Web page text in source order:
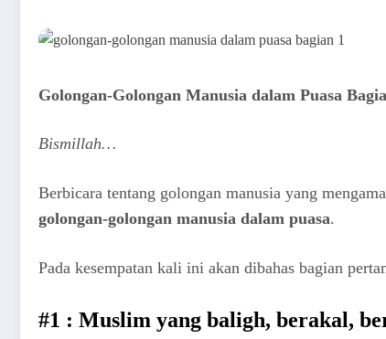
Golongan-Golongan Manusia dalam Puasa
Bismillah…
Berbicara tentang golongan manusia yang
golongan-golongan manusia dalam puasa.
Pada kesempatan kali ini akan dibahas bagian
#1 : Muslim yang baligh, berakal,